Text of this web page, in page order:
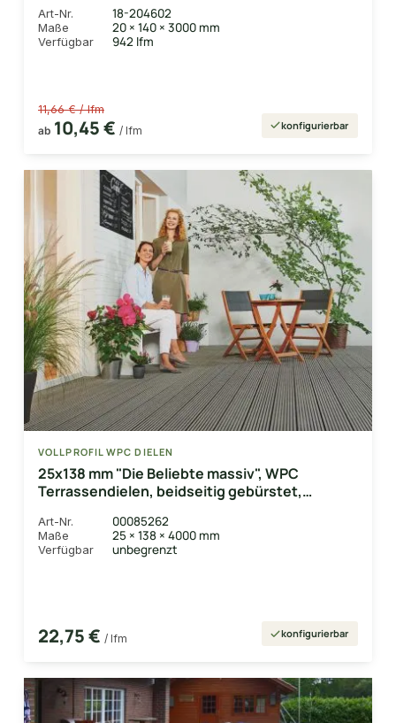
Art-Nr. 18-204602
Maße 20 × 140 × 3000 mm
Verfügbar 942 lfm
11,66 € / lfm
ab 10,45 € / lfm konfigurierbar
VOLLPROFIL WPC DIELEN
25x138 mm "Die Beliebte massiv", WPC
Terrassendielen, beidseitig gebürstet,
Art-Nr. 00085262
Maße 25 × 138 × 4000 mm
Verfügbar unbegrenzt
22,75 € / lfm konfigurierbar